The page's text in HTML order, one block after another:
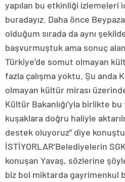
yapılan bu etkinliği izlemeleri
buradayız. Daha önce
olduğum sırada da aynı
başvurmuştuk ama sonuç
Türkiye’de somut olmayan
fazla çalışma yoktu. Şu anda
olmayan kültür mirası
Kültür Bakanlığı’yla birlikte
kuşaklara doğru haliyle
destek oluyoruz” diye
İSTİYORLAR’Belediyelerin
konuşan Yavaş, sözlerine
biz bol miktarda gayrimenkul